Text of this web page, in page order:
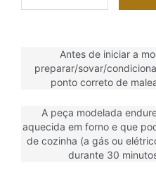
Antes de iniciar a
preparar/sovar/
ponto correto de
A peça modelada
aquecida em forno e que
de cozinha (a gás ou
durante 30